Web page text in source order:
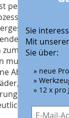
per Hand und
Das junge
hat mit
Schnitt per
sich zum
Abschnitte
damit ist
von
Sie
Mit
Sie über:
» neue
»
» 12 x